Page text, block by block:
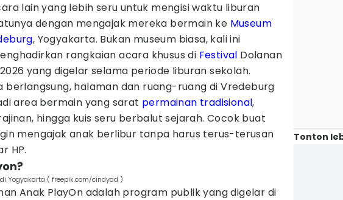
lain yang lebih seru untuk mengisi waktu liburan
dengan mengajak mereka bermain ke Museum
, Yogyakarta. Bukan museum biasa, kali ini
rangkaian acara khusus di Festival Dolanan
yang digelar selama periode liburan sekolah.
berlangsung, halaman dan ruang-ruang di Vredeburg
area bermain yang sarat permainan tradisional,
hingga kuis seru berbalut sejarah. Cocok buat
mengajak anak berlibur tanpa harus terus-terusan
HP.
Yogyakarta ( freepik.com/cindyad )
Anak PlayOn adalah program publik yang digelar di
Tonton